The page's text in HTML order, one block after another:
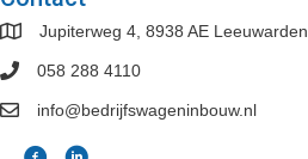
Jupiterweg 4, 8938 AE Leeuwarden
058 288 4110
info@bedrijfswageninbouw.nl